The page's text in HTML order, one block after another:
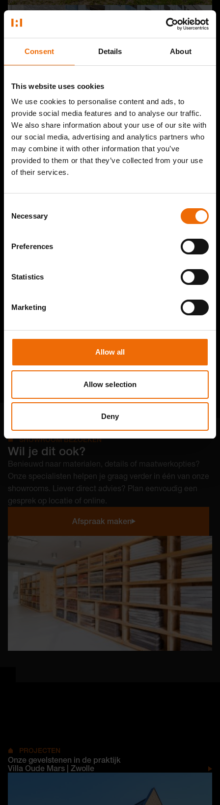
Consent Details About
This website uses cookies
We use cookies to personalise content and ads, to
provide social media features and to analyse our traffic.
We also share information about your use of our site with
our social media, advertising and analytics partners who
may combine it with other information that you’ve
provided to them or that they’ve collected from your use
of their services.
Selection
Necessary
Preferences
Statistics
Marketing
Allow all
Allow selection
Deny
SHOWROOM BEZOEKEN
Wil je dit ook?
Benieuwd naar materialen, details of maatwerkopties?
Onze specialisten helpen je graag verder in één van onze
showrooms. Liever direct advies? Plan eenvoudig een
gesprek op locatie of online.
Afspraak maken
PROJECTEN
Onze gevelstenen in de praktijk
Villa Oude Mars | Zwolle